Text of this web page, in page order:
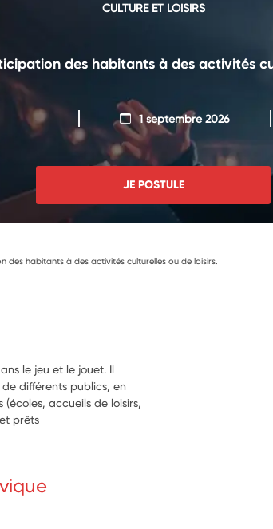
CULTURE ET LOISIRS
des habitants à des activités
1 septembre 2026
JE POSTULE
des habitants à des activités culturelles ou de loisirs.
le jeu et le jouet. Il
différents publics, en
accueils de loisirs,
prêts